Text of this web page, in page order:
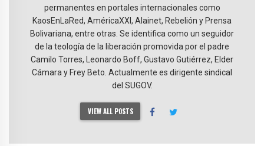
permanentes en portales internacionales como
KaosEnLaRed, AméricaXXI, Alainet, Rebelión y Prensa
Bolivariana, entre otras. Se identifica como un seguidor
de la teología de la liberación promovida por el padre
Camilo Torres, Leonardo Boff, Gustavo Gutiérrez, Elder
Cámara y Frey Beto. Actualmente es dirigente sindical
del SUGOV.
VIEW ALL POSTS